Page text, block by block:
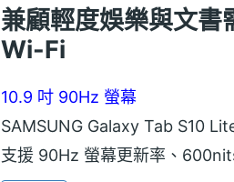
兼顧輕度娛樂與文
Wi-Fi
10.9 吋 90Hz 螢幕
SAMSUNG Galaxy Tab S10
支援 90Hz 螢幕更新率、